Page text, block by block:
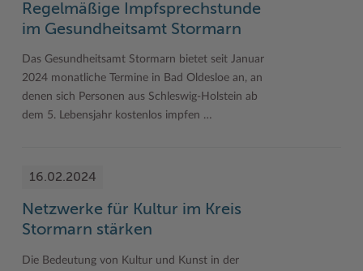
Regelmäßige Impfsprechstunde
im Gesundheitsamt Stormarn
Das Gesundheitsamt Stormarn bietet seit Januar
2024 monatliche Termine in Bad Oldesloe an, an
denen sich Personen aus Schleswig-Holstein ab
dem 5. Lebensjahr kostenlos impfen …
16.02.2024
Netzwerke für Kultur im Kreis
Stormarn stärken
Die Bedeutung von Kultur und Kunst in der